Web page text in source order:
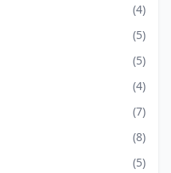
(4)
(5)
(5)
(4)
(7)
(8)
(5)